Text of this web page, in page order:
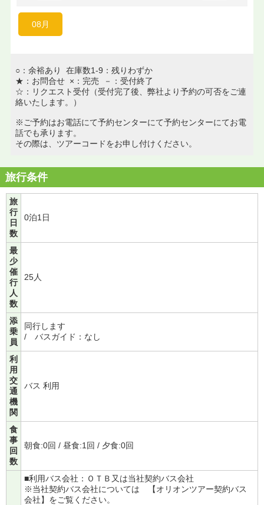
08月
○：余裕あり 在庫数1-9：残りわずか
★：お問合せ ×：完売 －：受付終了
☆：リクエスト受付（受付完了後、弊社より予約の可否をご連
絡いたします。）
※ご予約はお電話にて予約センターにて予約センターにてお電
話でも承ります。
その際は、ツアーコードをお申し付けください。
旅行条件
旅
行
日
数
0泊1日
最
少
催
行
人
数
25人
添
乗
員
同行します
/ バスガイド：なし
利
用
交
通
機
関
バス 利用
食
事
回
数
朝食:0回 / 昼食:1回 / 夕食:0回
■利用バス会社：ＯＴＢ又は当社契約バス会社
※当社契約バス会社については
【オリオンツアー契約バス
会社】 をご覧ください。